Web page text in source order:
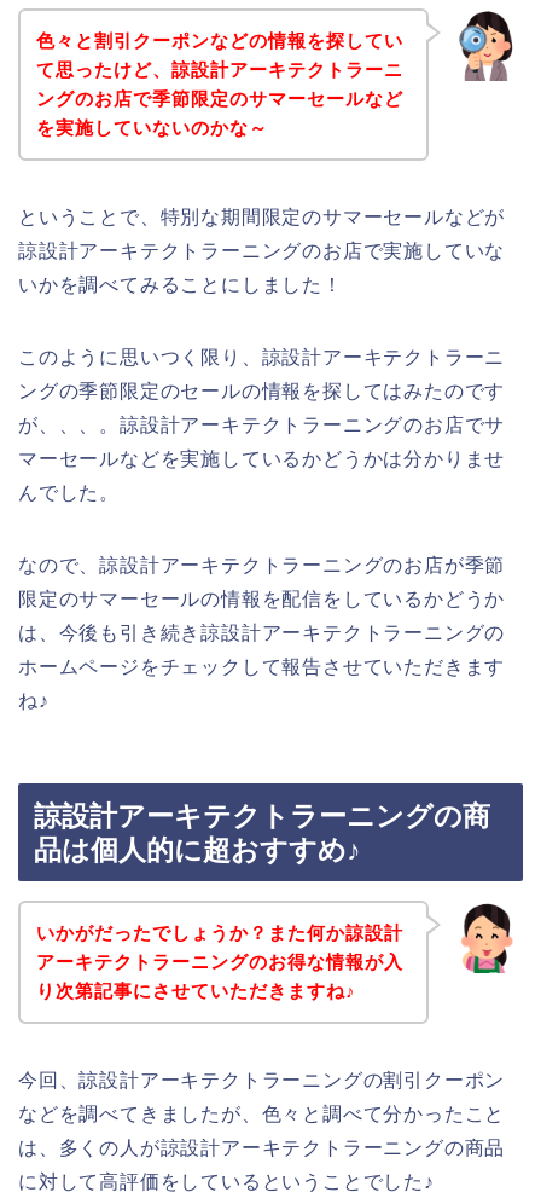
色々と割引クーポンなどの情報を探してい
て思ったけど、諒設計アーキテクトラーニ
ングのお店で季節限定のサマーセールなど
を実施していないのかな～
ということで、特別な期間限定のサマーセールなどが
諒設計アーキテクトラーニングのお店で実施していな
いかを調べてみることにしました！
このように思いつく限り、諒設計アーキテクトラーニ
ングの季節限定のセールの情報を探してはみたのです
が、、、。諒設計アーキテクトラーニングのお店でサ
マーセールなどを実施しているかどうかは分かりませ
んでした。
なので、諒設計アーキテクトラーニングのお店が季節
限定のサマーセールの情報を配信をしているかどうか
は、今後も引き続き諒設計アーキテクトラーニングの
ホームページをチェックして報告させていただきます
ね♪
諒設計アーキテクトラーニングの商
品は個人的に超おすすめ♪
いかがだったでしょうか？また何か諒設計
アーキテクトラーニングのお得な情報が入
り次第記事にさせていただきますね♪
今回、諒設計アーキテクトラーニングの割引クーポン
などを調べてきましたが、色々と調べて分かったこと
は、多くの人が諒設計アーキテクトラーニングの商品
に対して高評価をしているということでした♪